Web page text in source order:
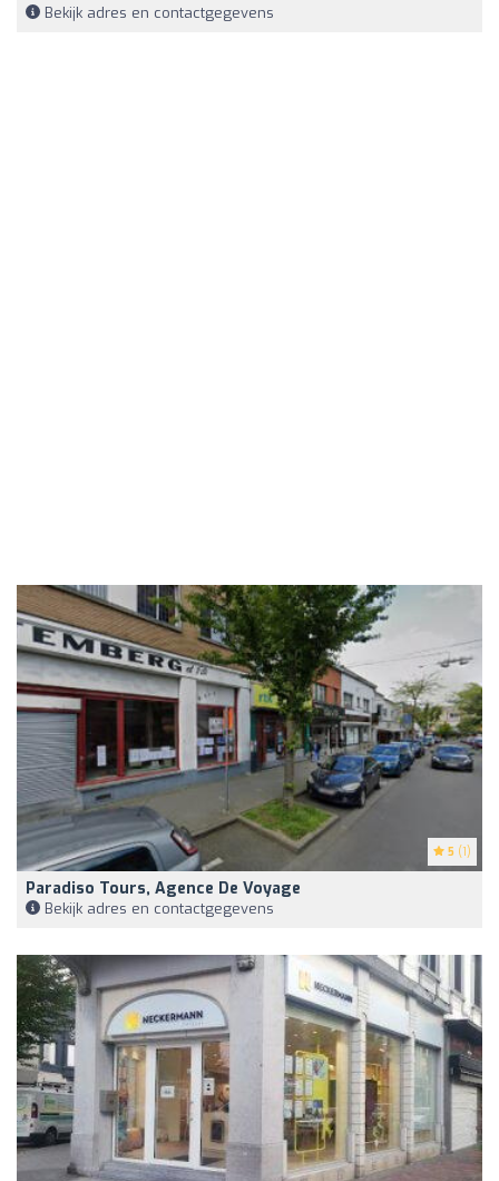
Bekijk adres en contactgegevens
5 (1)
Paradiso Tours, Agence De Voyage
Bekijk adres en contactgegevens